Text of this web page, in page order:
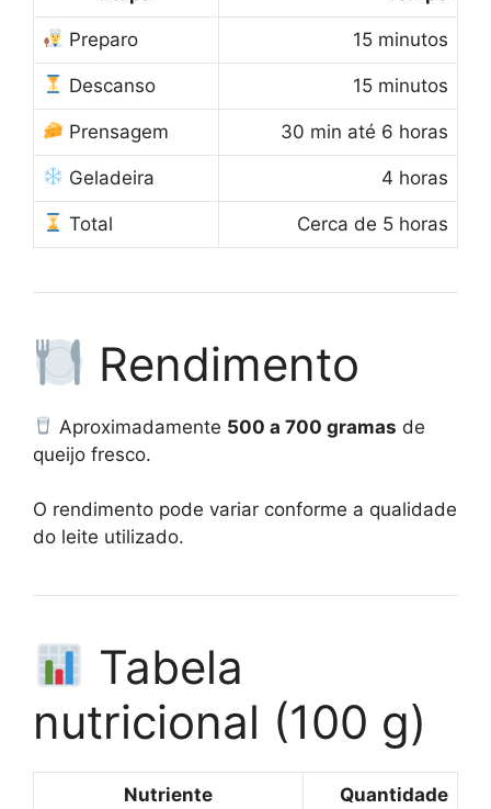
Preparo 15 minutos
Descanso 15 minutos
Prensagem 30 min até 6 horas
Geladeira 4 horas
Total Cerca de 5 horas
Rendimento
Aproximadamente 500 a 700 gramas de
queijo fresco.
O rendimento pode variar conforme a qualidade
do leite utilizado.
Tabela
nutricional (100 g)
Nutriente Quantidade